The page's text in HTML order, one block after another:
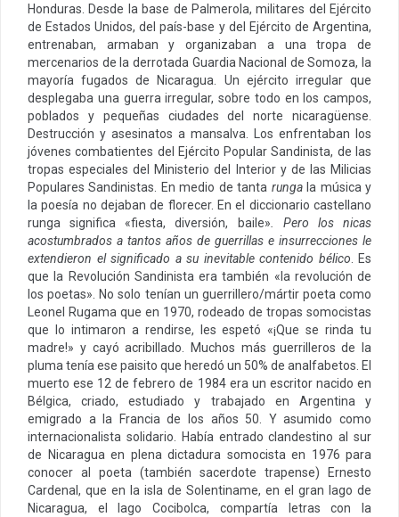
Honduras. Desde la base de Palmerola, militares del Ejército
de Estados Unidos, del país-base y del Ejército de Argentina,
entrenaban, armaban y organizaban a una tropa de
mercenarios de la derrotada Guardia Nacional de Somoza, la
mayoría fugados de Nicaragua. Un ejército irregular que
desplegaba una guerra irregular, sobre todo en los campos,
poblados y pequeñas ciudades del norte nicaragüense.
Destrucción y asesinatos a mansalva. Los enfrentaban los
jóvenes combatientes del Ejército Popular Sandinista, de las
tropas especiales del Ministerio del Interior y de las Milicias
Populares Sandinistas. En medio de tanta rungala música y
la poesía no dejaban de florecer. En el diccionario castellano
runga significa «fiesta, diversión, baile»
Pero los nicas
acostumbrados a tantos años de guerrillas e insurrecciones le
extendieron el significado a su inevitable contenido bélico . Es
que la Revolución Sandinista era también «la revolución de
los poetas». No solo tenían un guerrillero/mártir poeta como
Leonel Rugama que en 1970, rodeado de tropas somocistas
que lo intimaron a rendirse, les espetó «¡Que se rinda tu
madre!» y cayó acribillado. Muchos más guerrilleros de la
pluma tenía ese paisito que heredó un 50% de analfabetos. El
muerto ese 12 de febrero de 1984 era un escritor nacido en
Bélgica, criado, estudiado y trabajado en Argentina y
emigrado a la Francia de los años 50. Y asumido como
internacionalista solidario. Había entrado clandestino al sur
de Nicaragua en plena dictadura somocista en 1976 para
conocer al poeta (también sacerdote trapense) Ernesto
Cardenal, que en la isla de Solentiname, en el gran lago de
Nicaragua, el lago Cocibolca, compartía letras con la